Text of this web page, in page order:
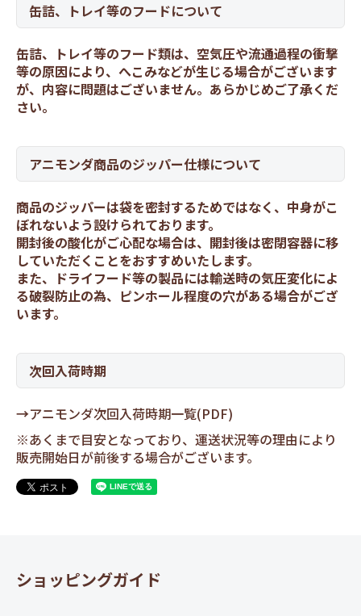
缶詰、トレイ等のフードについて
缶詰、トレイ等のフード類は、空気圧や流通過程の衝撃
等の原因により、へこみなどが生じる場合がございます
が、内容に問題はございません。あらかじめご了承くだ
さい。
アニモンダ商品のジッパー仕様について
商品のジッパーは袋を密封するためではなく、中身がこ
ぼれないよう設けられております。
開封後の酸化がご心配な場合は、開封後は密閉容器に移
していただくことをおすすめいたします。
また、ドライフード等の製品には輸送時の気圧変化によ
る破裂防止の為、ピンホール程度の穴がある場合がござ
います。
次回入荷時期
→アニモンダ次回入荷時期一覧(PDF)
※あくまで目安となっており、運送状況等の理由により
販売開始日が前後する場合がございます。
ショッピングガイド